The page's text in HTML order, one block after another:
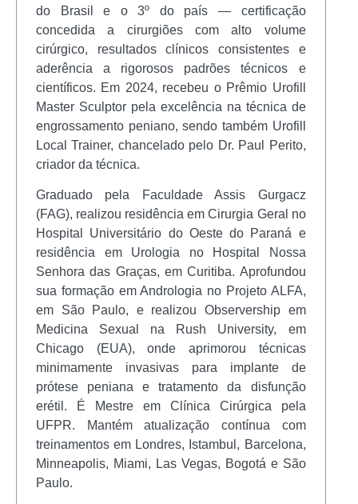
do Brasil e o 3º do país — certificação
concedida a cirurgiões com alto volume
cirúrgico, resultados clínicos consistentes e
aderência a rigorosos padrões técnicos e
científicos. Em 2024, recebeu o Prêmio Urofill
Master Sculptor pela excelência na técnica de
engrossamento peniano, sendo também Urofill
Local Trainer, chancelado pelo Dr. Paul Perito,
criador da técnica.
Graduado pela Faculdade Assis Gurgacz
(FAG), realizou residência em Cirurgia Geral no
Hospital Universitário do Oeste do Paraná e
residência em Urologia no Hospital Nossa
Senhora das Graças, em Curitiba. Aprofundou
sua formação em Andrologia no Projeto ALFA,
em São Paulo, e realizou Observership em
Medicina Sexual na Rush University, em
Chicago (EUA), onde aprimorou técnicas
minimamente invasivas para implante de
prótese peniana e tratamento da disfunção
erétil. É Mestre em Clínica Cirúrgica pela
UFPR. Mantém atualização contínua com
treinamentos em Londres, Istambul, Barcelona,
Minneapolis, Miami, Las Vegas, Bogotá e São
Paulo.